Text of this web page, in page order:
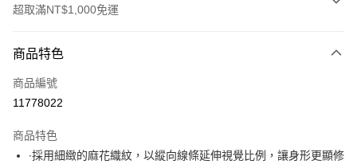
超取滿NT$1,000免運
信用卡一次付款
超商取貨付款
Apple Pay
商品特色
商品編號
11778022
商品特色
∙採用細緻的麻花織紋，以縱向線條延伸視覺比例，讓身形更顯修